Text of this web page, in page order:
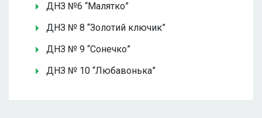
ДНЗ №6 “Малятко”
ДНЗ № 8 “Золотий ключик”
ДНЗ № 9 “Сонечко”
ДНЗ № 10 “Любавонька”